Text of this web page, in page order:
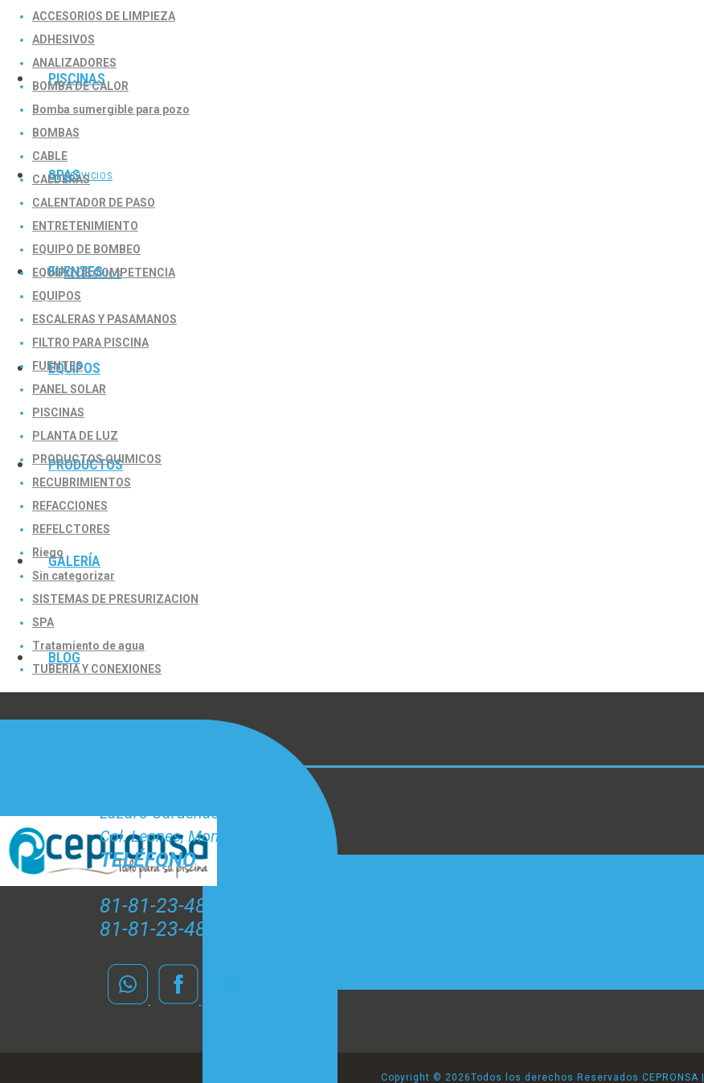
PISCINAS
SERVICIOS
ACCESORIOS
SPAS
FUENTES
EQUIPOS
PRODUCTOS
GALERÍA
BLOG
ACCESORIOS DE LIMPIEZA
ADHESIVOS
ANALIZADORES
BOMBA DE CALOR
Bomba sumergible para pozo
BOMBAS
CABLE
CALDERAS
CALENTADOR DE PASO
ENTRETENIMIENTO
EQUIPO DE BOMBEO
EQUIPO DE COMPETENCIA
EQUIPOS
ESCALERAS Y PASAMANOS
FILTRO PARA PISCINA
FUENTES
PANEL SOLAR
PISCINAS
PLANTA DE LUZ
PRODUCTOS QUIMICOS
RECUBRIMIENTOS
REFACCIONES
REFELCTORES
Riego
Sin categorizar
SISTEMAS DE PRESURIZACION
SPA
Tratamiento de agua
TUBERIA Y CONEXIONES
Lázaro Cárdenas #212 A
Col. Leones, Monterrey N.L.
TELÉFONO
81-81-23-48-20
81-81-23-48-61 y 62
Copyright © 2026Todos los derechos Reservados CEPRONSA |